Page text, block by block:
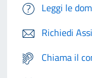
Leggi le
Richiedi
Chiama il